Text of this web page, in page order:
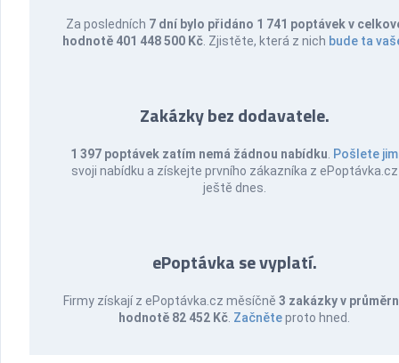
Za posledních 7 dní bylo přidáno 1 741 poptávek v
hodnotě 401 448 500 Kč . Zjistěte, která z nich bude ta
Zakázky bez dodavatele.
1 397 poptávek zatím nemá žádnou nabídku Pošlete jim
svoji nabídku a získejte prvního zákazníka z ePoptávka.cz
ještě dnes.
ePoptávka se vyplatí.
Firmy získají z ePoptávka.cz měsíčně 3 zakázky v
hodnotě 82 452 Kč Začněteproto hned.